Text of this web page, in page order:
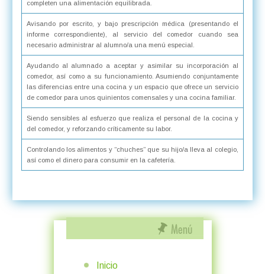
completen una alimentación equilibrada.
Avisando por escrito, y bajo prescripción médica (presentando el
informe correspondiente), al servicio del comedor cuando sea
necesario administrar al alumno/a una menú especial.
Ayudando al alumnado a aceptar y asimilar su incorporación al
comedor, así como a su funcionamiento. Asumiendo conjuntamente
las diferencias entre una cocina y un espacio que ofrece un servicio
de comedor para unos quinientos comensales y una cocina familiar.
Siendo sensibles al esfuerzo que realiza el personal de la cocina y
del comedor, y reforzando críticamente su labor.
Controlando los alimentos y “chuches” que su hijo/a lleva al colegio,
así como el dinero para consumir en la cafetería.
Inicio